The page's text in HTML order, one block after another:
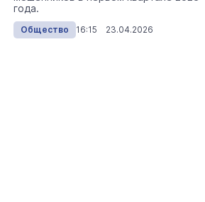
Как узнать на законных
кто собственник
16
года.
Общество 16:15 23.04.2026